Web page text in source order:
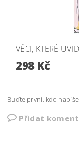
VĚCI, KTERÉ
298 Kč
Buďte první, kdo
Přidat